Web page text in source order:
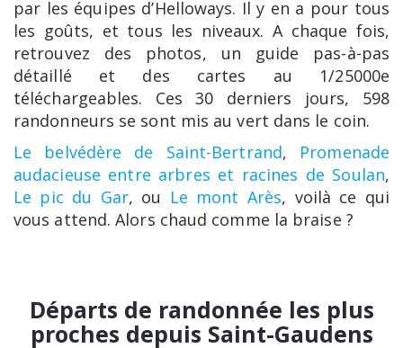
par les équipes d’Helloways. Il y en a pour tous
les goûts, et tous les niveaux. A chaque fois,
retrouvez des photos, un guide pas-à-pas
détaillé et des cartes au 1/25000e
téléchargeables. Ces 30 derniers jours, 598
randonneurs se sont mis au vert dans le coin.
Le belvédère de Saint-Bertrand, Promenade
audacieuse entre arbres et racines de Soulan,
Le pic du Gar, ou Le mont Arès, voilà ce qui
vous attend. Alors chaud comme la braise ?
Départs de randonnée les plus
proches depuis Saint-Gaudens